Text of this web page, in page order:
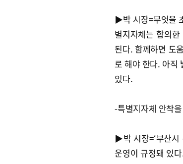
▶박 시장=무엇을
별지자체는 합의
된다. 함께하면 도
로 해야 한다. 아직
있다.
-특별지자체 안착
▶박 시장=‘부산시
운영이 규정돼 있